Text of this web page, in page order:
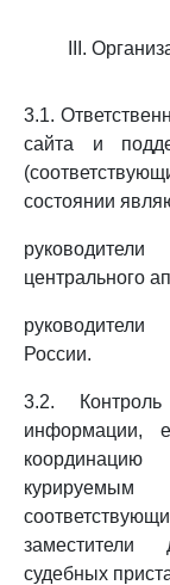
III.
3.1.
сайта и
состоянии
центрального
России.
3.2.
информации,
курируемым
заместители
судебных